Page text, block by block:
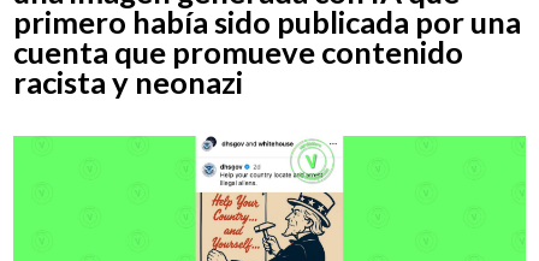
primero había sido publicada por una
cuenta que promueve contenido
racista y neonazi